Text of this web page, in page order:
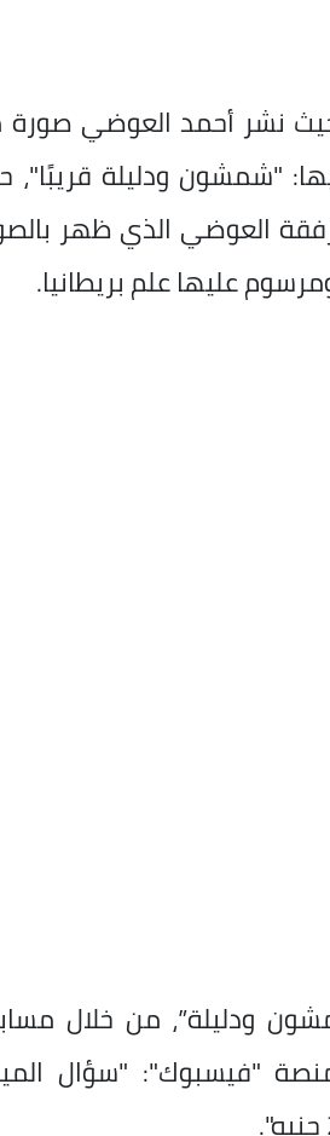
حيث نشر أحمد العوضي
"شمشون ودليلة قريبًا"،
العوضي الذي ظهر
عليها علم بريطانيا.
ودليلة”، من خلال
"فيسبوك": "سؤال